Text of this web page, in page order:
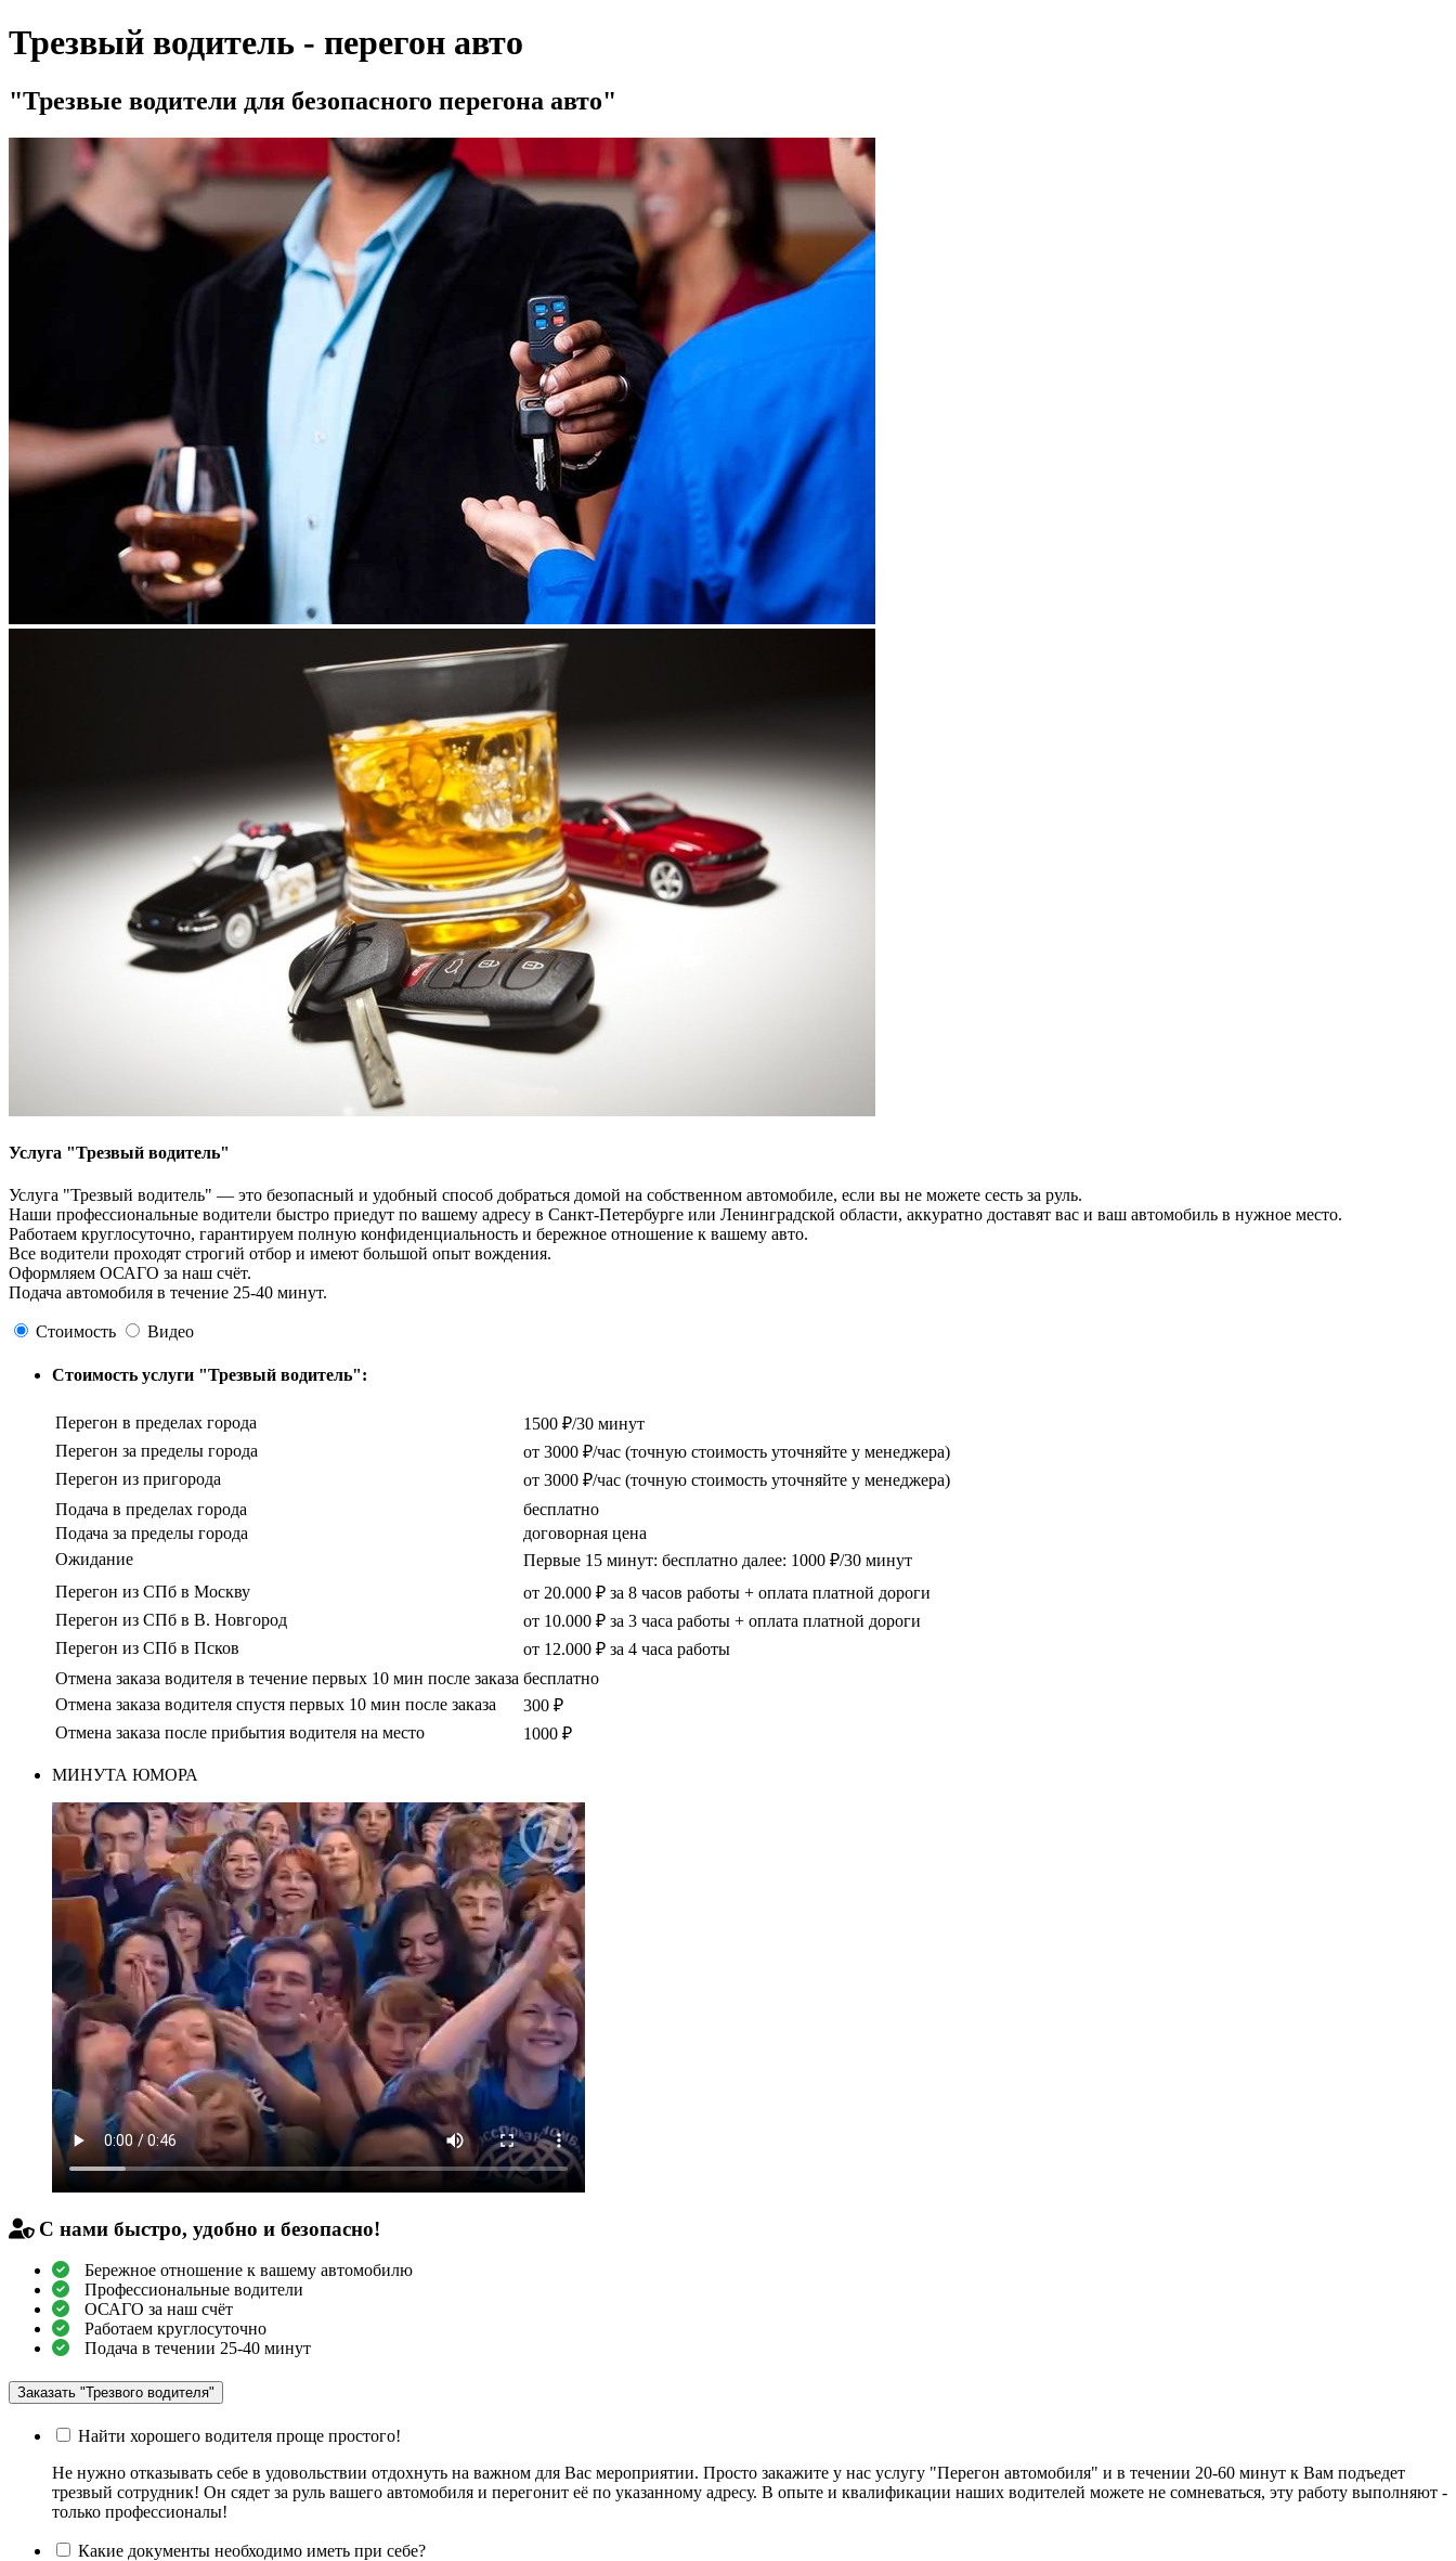
Трезвый водитель - перегон авто
Трезвые водители для безопасного перегона авто
Услуга "Трезвый водитель"
Услуга "Трезвый водитель" — это безопасный и удобный способ добраться домой на собственном автомобиле, если вы не можете сесть за руль.
Наши профессиональные водители быстро приедут по вашему адресу в Санкт-Петербурге или Ленинградской области, аккуратно доставят вас и ваш автомобиль в нужное место.
Работаем круглосуточно, гарантируем полную конфиденциальность и бережное отношение к вашему авто.
Все водители проходят строгий отбор и имеют большой опыт вождения.
Оформляем ОСАГО за наш счёт.
Подача автомобиля в течение 25-40 минут.
Стоимость Видео
Стоимость услуги "Трезвый водитель":
Перегон в пределах города
1500 ₽/30 минут
Перегон за пределы города
от 3000 ₽/час (точную стоимость уточняйте у менеджера)
Перегон из пригорода
от 3000 ₽/час (точную стоимость уточняйте у менеджера)
Подача в пределах города
бесплатно
Подача за пределы города
договорная цена
Ожидание
Первые 15 минут: бесплатно далее: 1000 ₽/30 минут
Перегон из СПб в Москву
от 20.000 ₽ за 8 часов работы + оплата платной дороги
Перегон из СПб в В. Новгород
от 10.000 ₽ за 3 часа работы + оплата платной дороги
Перегон из СПб в Псков
от 12.000 ₽ за 4 часа работы
Отмена заказа водителя в течение первых 10 мин после заказа бесплатно
Отмена заказа водителя спустя первых 10 мин после заказа
300 ₽
Отмена заказа после прибытия водителя на место
1000 ₽
МИНУТА ЮМОРА
С нами быстро, удобно и безопасно!
Бережное отношение к вашему автомобилю
Профессиональные водители
ОСАГО за наш счёт
Работаем круглосуточно
Подача в течении 25-40 минут
Заказать "Трезвого водителя"
Найти хорошего водителя проще простого!
Не нужно отказывать себе в удовольствии отдохнуть на важном для Вас мероприятии. Просто закажите у нас услугу "Перегон автомобиля" и в течении 20-60 минут к Вам подъедет
трезвый сотрудник! Он сядет за руль вашего автомобиля и перегонит её по указанному адресу. В опыте и квалификации наших водителей можете не сомневаться, эту работу выполняют -
только профессионалы!
Какие документы необходимо иметь при себе?